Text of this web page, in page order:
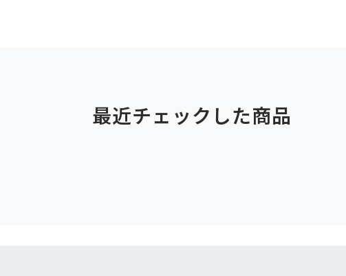
最近チェックした商品